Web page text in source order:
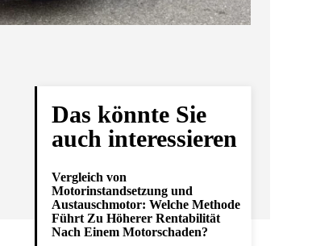
Das könnte Sie
auch interessieren
Vergleich von
Motorinstandsetzung und
Austauschmotor: Welche Methode
Führt Zu Höherer Rentabilität
Nach Einem Motorschaden?